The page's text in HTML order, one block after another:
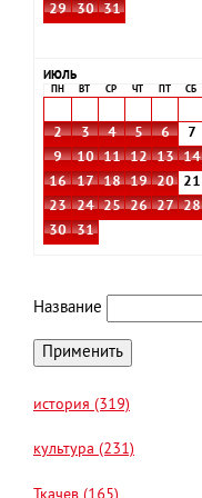
29
30 31
ИЮЛЬ
ПН ВТ СР ЧТ СБ
2
3 4 5 6 7
9
10 11 12 13 14
16
17 18 19 20 21
23
24 25 26 27 28
30
31
Название
история (319)
культура (231)
Ткачев (165)